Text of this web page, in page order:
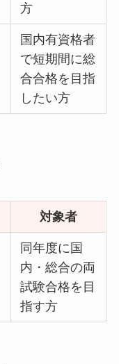
方
国内有資格者
で短期間に総
合合格を目指
したい方
対象者
同年度に国
内・総合の両
試験合格を目
指す方